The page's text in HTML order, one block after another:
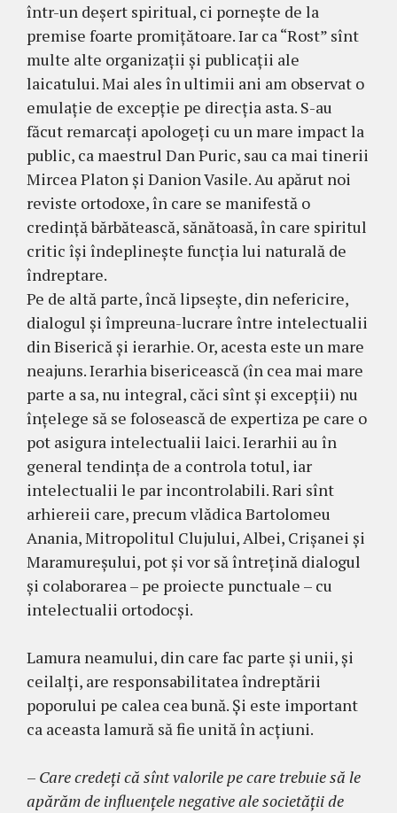
într-un deşert spiritual, ci porneşte de la
premise foarte promiţătoare. Iar ca “Rost” sînt
multe alte organizaţii şi publicaţii ale
laicatului. Mai ales în ultimii ani am observat o
emulaţie de excepţie pe direcţia asta. S-au
făcut remarcaţi apologeţi cu un mare impact la
public, ca maestrul Dan Puric, sau ca mai tinerii
Mircea Platon şi Danion Vasile. Au apărut noi
reviste ortodoxe, în care se manifestă o
credinţă bărbătească, sănătoasă, în care spiritul
critic îşi îndeplineşte funcţia lui naturală de
îndreptare.
Pe de altă parte, încă lipseşte, din nefericire,
dialogul şi împreuna-lucrare între intelectualii
din Biserică şi ierarhie. Or, acesta este un mare
neajuns. Ierarhia bisericească (în cea mai mare
parte a sa, nu integral, căci sînt şi excepţii) nu
înţelege să se folosească de expertiza pe care o
pot asigura intelectualii laici. Ierarhii au în
general tendinţa de a controla totul, iar
intelectualii le par incontrolabili. Rari sînt
arhiereii care, precum vlădica Bartolomeu
Anania, Mitropolitul Clujului, Albei, Crişanei şi
Maramureşului, pot şi vor să întreţină dialogul
şi colaborarea – pe proiecte punctuale – cu
intelectualii ortodocşi.
Lamura neamului, din care fac parte şi unii, şi
ceilalţi, are responsabilitatea îndreptării
poporului pe calea cea bună. Şi este important
ca aceasta lamură să fie unită în acţiuni.
– Care credeţi că sînt valorile pe care trebuie să le
apărăm de influenţele negative ale societăţii de